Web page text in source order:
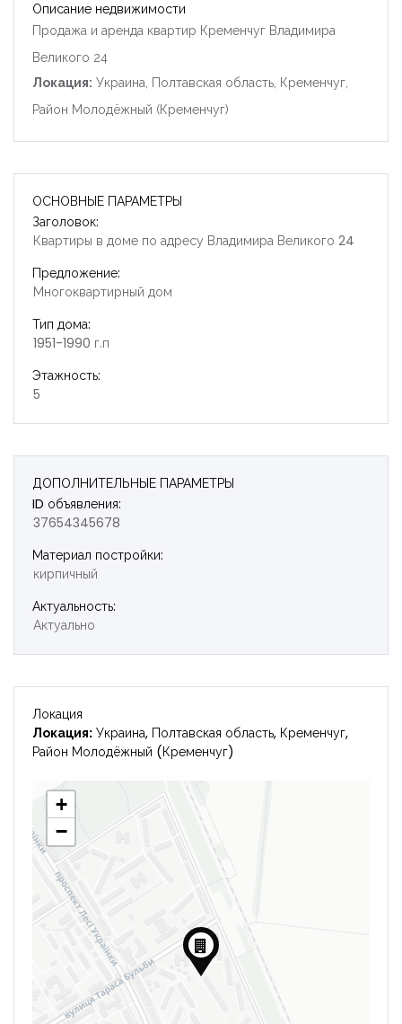
Описание недвижимости
Продажа и аренда квартир Кременчуг Владимира
Великого 24
Локация: Украина, Полтавская область, Кременчуг,
Район Молодёжный (Кременчуг)
ОСНОВНЫЕ ПАРАМЕТРЫ
Заголовок:
Квартиры в доме по адресу Владимира Великого 24
Предложение:
Многоквартирный дом
Тип дома:
1951-1990 г.п
Этажность:
5
ДОПОЛНИТЕЛЬНЫЕ ПАРАМЕТРЫ
ID объявления:
37654345678
Материал постройки:
кирпичный
Актуальность:
Актуально
Локация
Локация: Украина, Полтавская область, Кременчуг,
Район Молодёжный (Кременчуг)
+
−
Войти